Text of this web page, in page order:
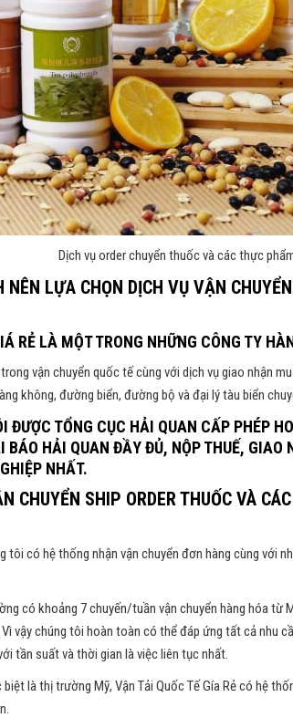
Dịch vụ order chuyển thuốc và các thực
NÊN LỰA CHỌN DỊCH VỤ VẬN
RẺ LÀ MỘT TRONG NHỮNG CÔNG TY
vận chuyển quốc tế cùng với dịch vụ giao nhận
không, đường biển, đường bộ và đại lý tàu biển
ĐƯỢC TỔNG CỤC HẢI QUAN CẤP PHÉP
BÁO HẢI QUAN ĐẦY ĐỦ, NỘP THUẾ,
NHẤT.
CHUYỂN SHIP ORDER THUỐC VÀ
tôi có hệ thống nhận vận chuyển đơn hàng cùng với
có khoảng 7 chuyến/tuần vận chuyển hàng hóa từ
vậy chúng tôi hoàn toàn có thể đáp ứng tất cả nhu
tần suất và thời gian là việc liên tục nhất.
là thị trường Mỹ, Vận Tải Quốc Tế Gía Rẻ có hệ